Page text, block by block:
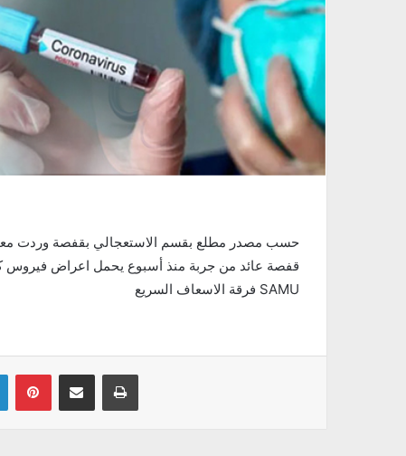
قفصة عائد من جربة منذ أسبوع يحمل اعراض فيروس
فرقة الاسعاف السريع SAMU
Linkedin Pinterest Partager par email Imprimer